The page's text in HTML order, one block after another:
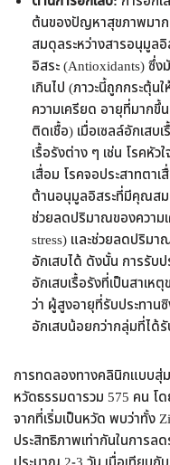
ต้นของปัญหาสุขภาพมาก
สมดุลระหว่างสารอนุมูล
อิสระ (Antioxidants) ซึ่
เกินไป (ภาวะนี้ถูกกระตุ้น
ความเครียด อายุที่มากขึ้
ติดเชื้อ) เมื่อเซลล์อักเสบ
เรื้อรังต่าง ๆ เช่น โรคหั
เสื่อม โรคจอประสาทตาเ
ต้านอนุมูลอิสระที่มีคุณส
ช่วยลดปริมาณของความ
stress) และช่วยลดปริม
อักเสบได้ ดังนั้น การรับป
อักเสบเรื้อรังที่เป็นสาเห
ว่า ผู้สูงอายุที่รับประทาน
อักเสบน้อยกว่ากลุ่มที่ได้
การทดลองทางคลินิกแบบสุ่ม
หวัดธรรมดารวม 575 คน โ
จากที่เริ่มเป็นหวัด พบว่าทั้ง
ประสิทธิภาพเท่ากันในการล